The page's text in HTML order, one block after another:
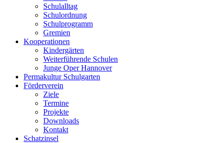
Schulalltag
Schulordnung
Schulprogramm
Gremien
Kooperationen
Kindergärten
Weiterführende Schulen
Junge Oper Hannover
Permakultur Schulgarten
Förderverein
Ziele
Termine
Projekte
Downloads
Kontakt
Schatzinsel